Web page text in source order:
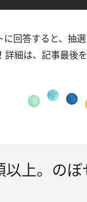
回答すると、抽
詳細は、記事最後を
上。の